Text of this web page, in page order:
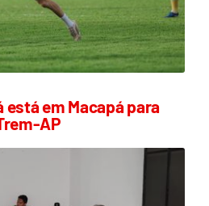
está em Macapá para
AP